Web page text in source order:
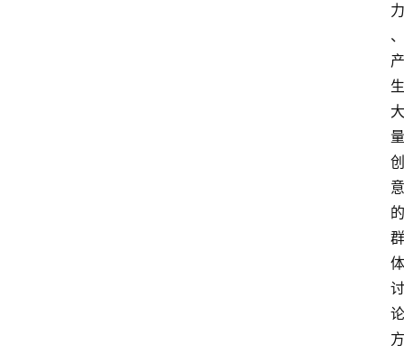
力
、
产
生
大
量
创
意
的
群
体
讨
论
方